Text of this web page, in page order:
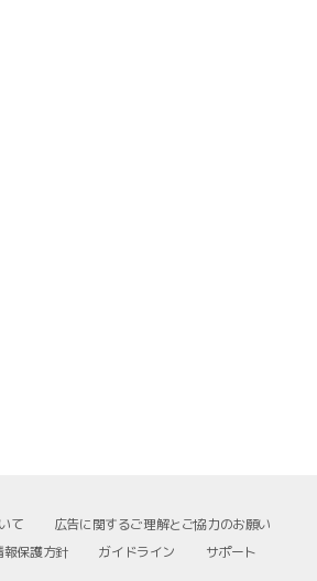
て
広告に関するご理解とご協力のお願い
報保護方針 ガイドライン サポート